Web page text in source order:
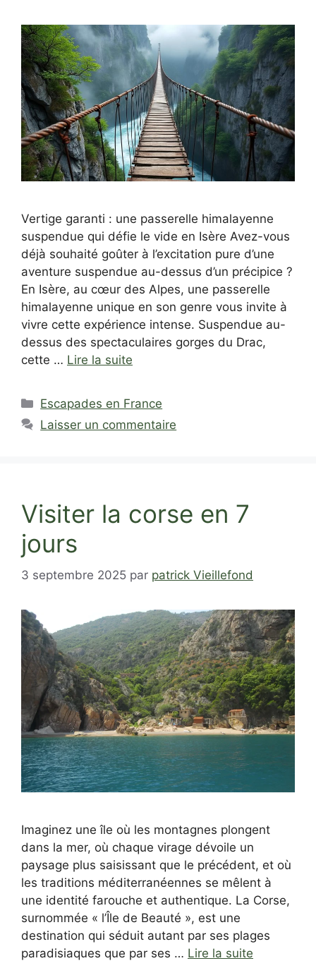
Vertige garanti : une passerelle himalayenne
suspendue qui défie le vide en Isère Avez-vous
déjà souhaité goûter à l’excitation pure d’une
aventure suspendue au-dessus d’un précipice ?
En Isère, au cœur des Alpes, une passerelle
himalayenne unique en son genre vous invite à
vivre cette expérience intense. Suspendue au-
dessus des spectaculaires gorges du Drac,
cette … Lire la suite
Catégories
Escapades en France
Laisser un commentaire
Visiter la corse en 7
jours
3 septembre 2025 par patrick Vieillefond
Imaginez une île où les montagnes plongent
dans la mer, où chaque virage dévoile un
paysage plus saisissant que le précédent, et où
les traditions méditerranéennes se mêlent à
une identité farouche et authentique. La Corse,
surnommée « l’Île de Beauté », est une
destination qui séduit autant par ses plages
paradisiaques que par ses … Lire la suite